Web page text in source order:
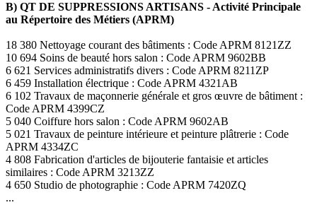
B) QT DE SUPPRESSIONS ARTISANS - Activité Principale
au Répertoire des Métiers (APRM)
18 380 Nettoyage courant des bâtiments : Code APRM 8121ZZ
10 694 Soins de beauté hors salon : Code APRM 9602BB
6 621 Services administratifs divers : Code APRM 8211ZP
6 459 Installation électrique : Code APRM 4321AB
6 102 Travaux de maçonnerie générale et gros œuvre de bâtiment :
Code APRM 4399CZ
5 040 Coiffure hors salon : Code APRM 9602AB
5 021 Travaux de peinture intérieure et peinture plâtrerie : Code
APRM 4334ZC
4 808 Fabrication d'articles de bijouterie fantaisie et articles
similaires : Code APRM 3213ZZ
4 650 Studio de photographie : Code APRM 7420ZQ
...